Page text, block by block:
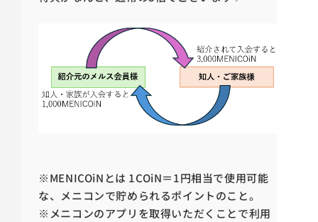
※MENICOiNとは 1COiN＝1円相当で使用可能
な、メニコンで貯められるポイントのこと。
※メニコンのアプリを取得いただくことで利用